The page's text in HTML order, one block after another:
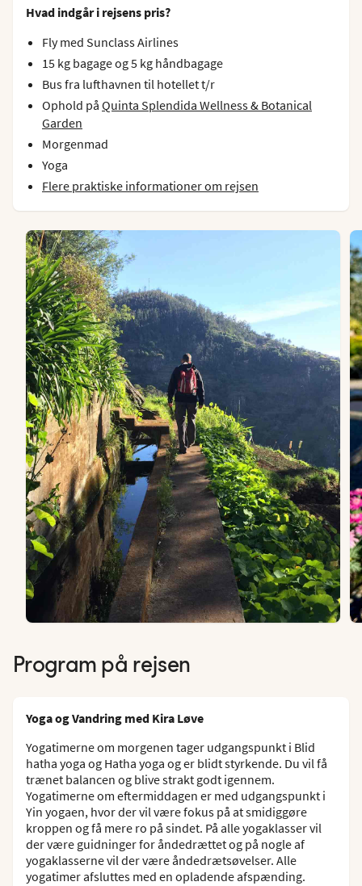
Hvad indgår i rejsens pris?
Fly med Sunclass Airlines
15 kg bagage og 5 kg håndbagage
Bus fra lufthavnen til hotellet t/r
Ophold på Quinta Splendida Wellness & Botanical
Garden
Morgenmad
Yoga
Flere praktiske informationer om rejsen
Program på rejsen
Yoga og Vandring med Kira Løve
Yogatimerne om morgenen tager udgangspunkt i Blid
hatha yoga og Hatha yoga og er blidt styrkende. Du vil få
trænet balancen og blive strakt godt igennem.
Yogatimerne om eftermiddagen er med udgangspunkt i
Yin yogaen, hvor der vil være fokus på at smidiggøre
kroppen og få mere ro på sindet. På alle yogaklasser vil
der være guidninger for åndedrættet og på nogle af
yogaklasserne vil der være åndedrætsøvelser. Alle
yogatimer afsluttes med en opladende afspænding.